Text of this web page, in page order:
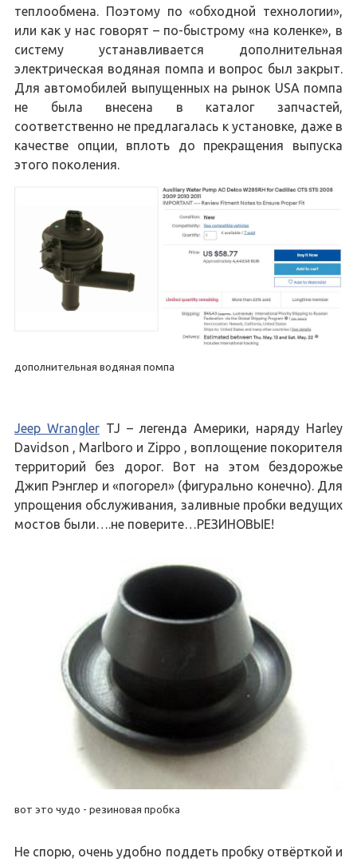
теплообмена. Поэтому по «обходной технологии»,
или как у нас говорят – по-быстрому «на коленке», в
систему устанавливается дополнительная
электрическая водяная помпа и вопрос был закрыт.
Для автомобилей выпущенных на рынок USA помпа
не была внесена в каталог запчастей,
соответственно не предлагалась к установке, даже в
качестве опции, вплоть до прекращения выпуска
этого поколения.
дополнительная водяная помпа
Jeep WranglerTJ – легенда Америки, наряду Harley
Davidson , Marlboro и Zippo , воплощение покорителя
территорий без дорог. Вот на этом бездорожье
Джип Рэнглер и «погорел» (фигурально конечно). Для
упрощения обслуживания, заливные пробки ведущих
мостов были….не поверите…РЕЗИНОВЫЕ!
вот это чудо - резиновая пробка
Не спорю, очень удобно поддеть пробку отвёрткой и